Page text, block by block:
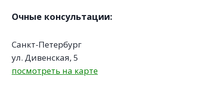
Очные консультации:
Санкт-Петербург
ул. Дивенская, 5
посмотреть на карте